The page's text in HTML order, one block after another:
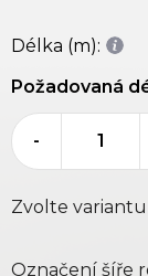
Označení šíře
Zvolte variantu
Délka (m):
Požadovaná
-